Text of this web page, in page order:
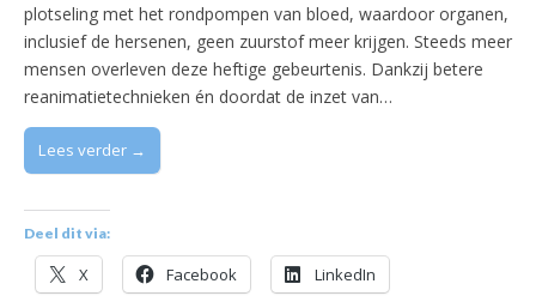
plotseling met het rondpompen van bloed, waardoor organen,
inclusief de hersenen, geen zuurstof meer krijgen. Steeds meer
mensen overleven deze heftige gebeurtenis. Dankzij betere
reanimatietechnieken én doordat de inzet van…
Lees verder →
Deel dit via:
X Facebook LinkedIn